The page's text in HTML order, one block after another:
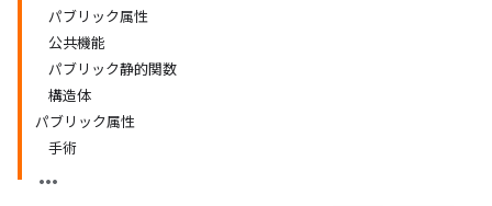
パブリック属性
公共機能
パブリック静的関数
構造体
パブリック属性
手術